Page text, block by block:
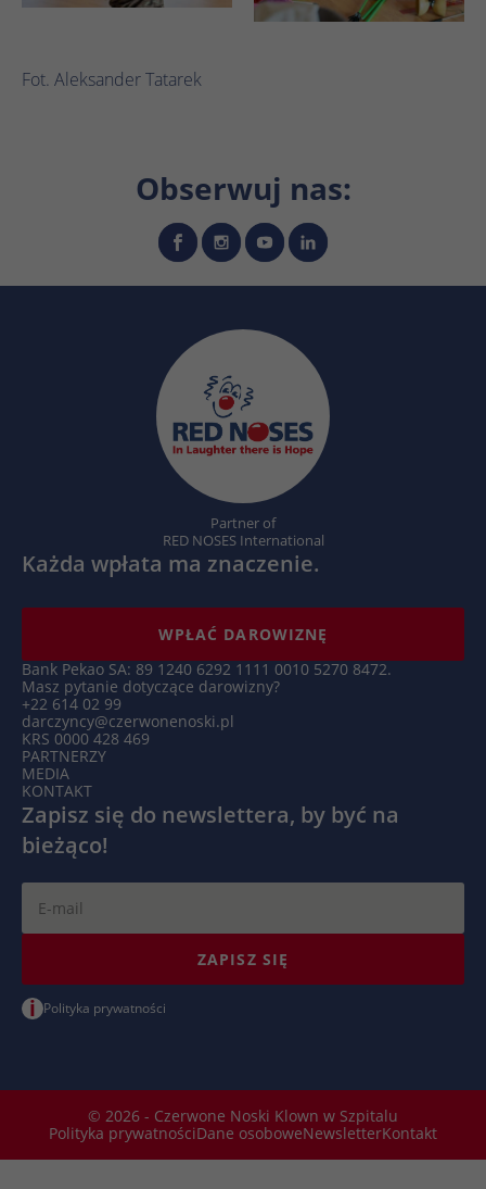
Fot. Aleksander Tatarek
Obserwuj nas:
Partner of
RED NOSES International
Każda wpłata ma znaczenie.
WPŁAĆ DAROWIZNĘ
Bank Pekao SA: 89 1240 6292 1111 0010 5270 8472.
Masz pytanie dotyczące darowizny?
+22 614 02 99
darczyncy@czerwonenoski.pl
KRS 0000 428 469
PARTNERZY
MEDIA
KONTAKT
Zapisz się do newslettera, by być na
bieżąco!
ZAPISZ SIĘ
i Polityka prywatności
© 2026 - Czerwone Noski Klown w Szpitalu
Polityka prywatnościDane osoboweNewsletterKontakt